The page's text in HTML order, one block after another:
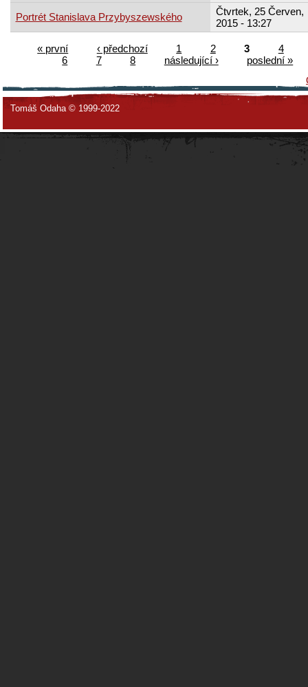
Portrét Stanislava Przybyszewského
Čtvrtek, 25 Červen,
2015 - 13:27
« první ‹ předchozí 1 2 3
4
6
7 8 následující ›
poslední »
Tomáš Odaha © 1999-2022